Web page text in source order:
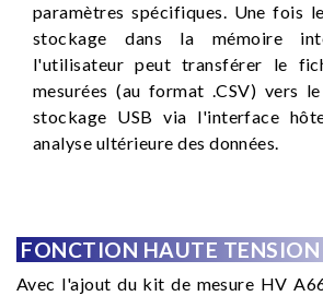
paramètres spécifiques. Une fois
stockage dans la mémoire
l'utilisateur peut transférer le
mesurées (au format .CSV) vers
stockage USB via l'interface
analyse ultérieure des données.
FONCTION HAUTE
Avec l'ajout du kit de mesure HV